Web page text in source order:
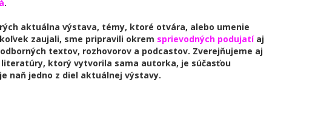
.
aktuálna výstava, témy, ktoré otvára, alebo umenie
zaujali, sme pripravili okrem sprievodných podujatíaj
textov, rozhovorov a podcastov. Zverejňujeme aj
literatúry, ktorý vytvorila sama autorka, je súčasťou
naň jedno z diel aktuálnej výstavy.